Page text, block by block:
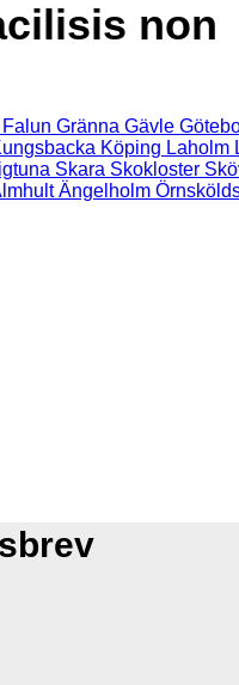
non
Falun Gränna Gävle
Köping Laholm
Skara Skokloster
Ängelholm